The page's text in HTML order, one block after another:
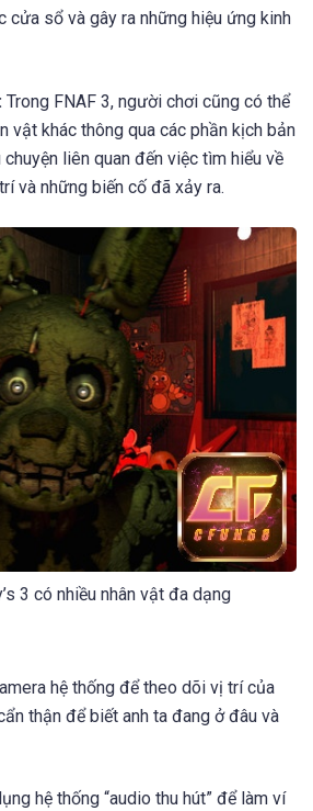
cửa sổ và gây ra những hiệu ứng kinh
Trong FNAF 3, người chơi cũng có thể
vật khác thông qua các phần kịch bản
chuyện liên quan đến việc tìm hiểu về
và những biến cố đã xảy ra.
3 có nhiều nhân vật đa dạng
hệ thống để theo dõi vị trí của
thận để biết anh ta đang ở đâu và
hệ thống “audio thu hút” để làm ví